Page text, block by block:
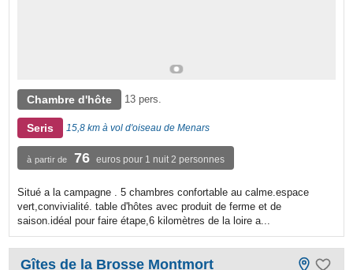
Chambre d'hôte 13 pers.
Seris 15,8 km à vol d'oiseau de Menars
à partir de 76 euros pour 1 nuit 2 personnes
Situé a la campagne . 5 chambres confortable au calme.espace
vert,convivialité. table d'hôtes avec produit de ferme et de
saison.idéal pour faire étape,6 kilomètres de la loire a...
Gîtes de la Brosse Montmort